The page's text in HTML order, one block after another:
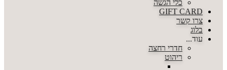
כלי הגשה
GIFT CARD
צרו קשר
בלוג
עוד...
חדרי רחצה
ריהוט